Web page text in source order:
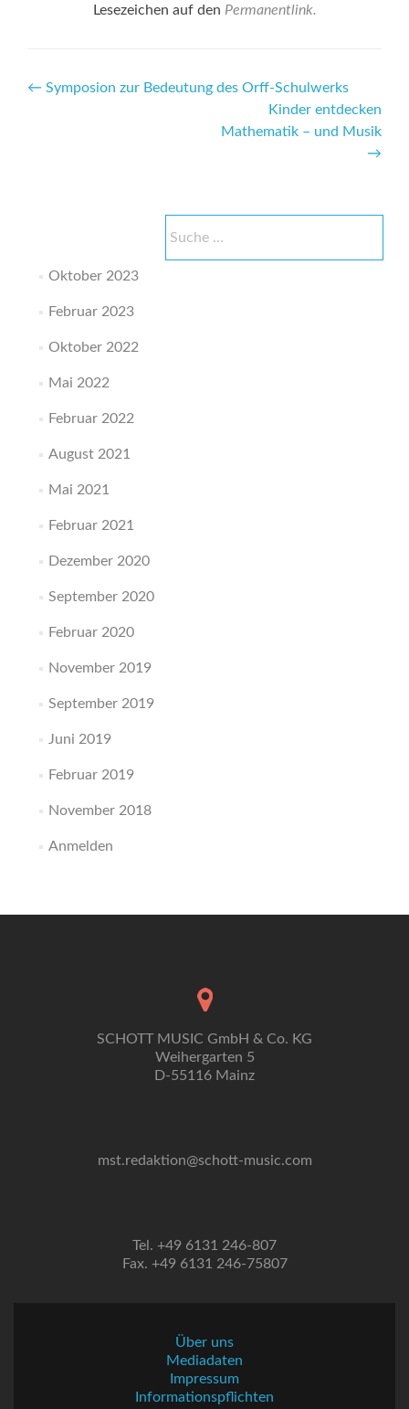
Lesezeichen auf den Permanentlink.
Beitrags-
← Symposion zur Bedeutung des Orff-Schulwerks
Kinder entdecken
Mathematik – und Musik
→
nach:
Oktober 2023
Februar 2023
Oktober 2022
Mai 2022
Februar 2022
August 2021
Mai 2021
Februar 2021
Dezember 2020
September 2020
Februar 2020
November 2019
September 2019
Juni 2019
Februar 2019
November 2018
Anmelden
SCHOTT MUSIC GmbH & Co. KG
Weihergarten 5
D-55116 Mainz
mst.redaktion@schott-music.com
Tel. +49 6131 246-807
Fax. +49 6131 246-75807
Über uns
Mediadaten
Impressum
Informationspflichten